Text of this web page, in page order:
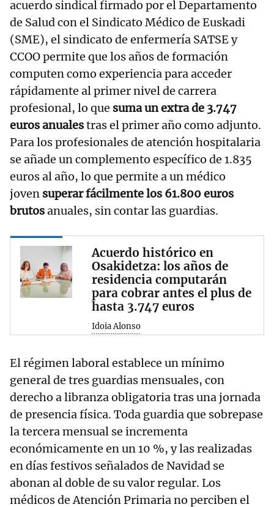
acuerdo sindical firmado por el Departamento
de Salud con el Sindicato Médico de Euskadi
(SME), el sindicato de enfermería SATSE y
CCOO permite que los años de formación
computen como experiencia para acceder
rápidamente al primer nivel de carrera
profesional, lo que suma un extra de 3.747
euros anualestras el primer año como adjunto.
Para los profesionales de atención hospitalaria
se añade un complemento específico de 1.835
euros al año, lo que permite a un médico
joven superar fácilmente los 61.800 euros
brutosanuales, sin contar las guardias.
Acuerdo histórico en
Osakidetza: los años de
residencia computarán
para cobrar antes el plus de
hasta 3.747 euros
Idoia Alonso
El régimen laboral establece un mínimo
general de tres guardias mensuales, con
derecho a libranza obligatoria tras una jornada
de presencia física. Toda guardia que sobrepase
la tercera mensual se incrementa
económicamente en un 10 %, y las realizadas
en días festivos señalados de Navidad se
abonan al doble de su valor regular. Los
médicos de Atención Primaria no perciben el